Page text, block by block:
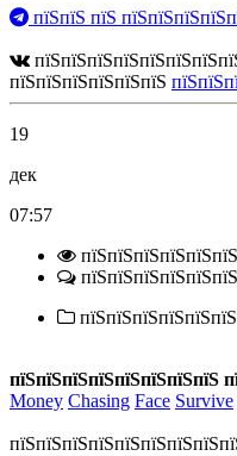
пїЅпїЅ пїЅ
пїЅпїЅпїЅпїЅпїЅпїЅ
19
дек
07:57
пїЅпїЅпїЅпїЅпїЅпїЅпїЅпїЅ
Money Chasing Face Survive